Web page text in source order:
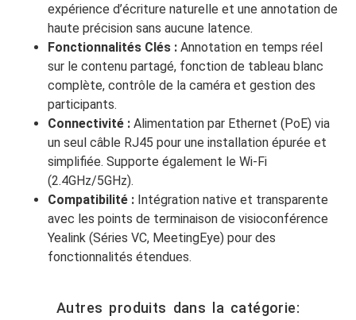
expérience d’écriture naturelle et une annotation de
haute précision sans aucune latence.
Fonctionnalités Clés : Annotation en temps réel
sur le contenu partagé, fonction de tableau blanc
complète, contrôle de la caméra et gestion des
participants.
Connectivité : Alimentation par Ethernet (PoE) via
un seul câble RJ45 pour une installation épurée et
simplifiée. Supporte également le Wi-Fi
(2.4GHz/5GHz).
Compatibilité : Intégration native et transparente
avec les points de terminaison de visioconférence
Yealink (Séries VC, MeetingEye) pour des
fonctionnalités étendues.
Autres produits dans la catégorie: